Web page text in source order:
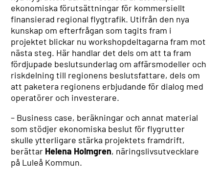
ekonomiska förutsättningar för kommersiellt
finansierad regional flygtrafik. Utifrån den nya
kunskap om efterfrågan som tagits fram i
projektet blickar nu workshopdeltagarna fram mot
nästa steg. Här handlar det dels om att ta fram
fördjupade beslutsunderlag om affärsmodeller och
riskdelning till regionens beslutsfattare, dels om
att paketera regionens erbjudande för dialog med
operatörer och investerare.
– Business case, beräkningar och annat material
som stödjer ekonomiska beslut för flygrutter
skulle ytterligare stärka projektets framdrift,
berättar Helena Holmgren, näringslivsutvecklare
på Luleå Kommun.